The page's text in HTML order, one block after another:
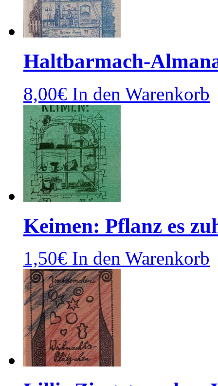
Haltbarmach-
8,00€ In den Warenkorb
Keimen: Pflanz es
1,50€ In den Warenkorb